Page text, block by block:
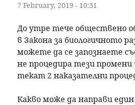
7 February, 2019 - 10:31
До утре тече обществено
в Закона за биологичното
можете да се запознаете
не процедира тези
текат 2 наказателни
Какво може да направи